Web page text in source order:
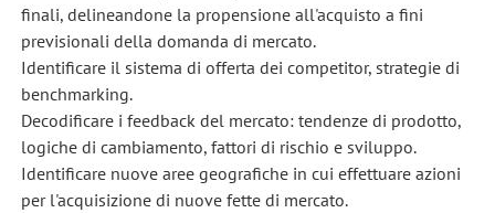
finali, delineandone la propensione all'acquisto a fini
previsionali della domanda di mercato.
Identificare il sistema di offerta dei competitor, strategie di
benchmarking.
Decodificare i feedback del mercato: tendenze di prodotto,
logiche di cambiamento, fattori di rischio e sviluppo.
Identificare nuove aree geografiche in cui effettuare azioni
per l'acquisizione di nuove fette di mercato.